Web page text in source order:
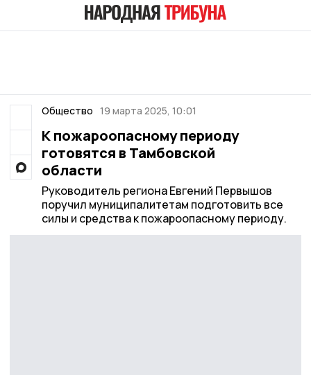
Общество 19 марта 2025, 10:01
К пожароопасному периоду
готовятся в Тамбовской
области
Руководитель региона Евгений Первышов
поручил муниципалитетам подготовить все
силы и средства к пожароопасному периоду.